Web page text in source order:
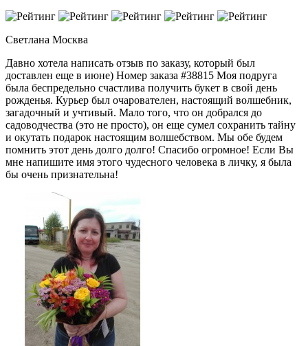
Светлана Москва
Давно хотела написать отзыв по заказу, который был
доставлен еще в июне) Номер заказа #38815 Моя подруга
была беспредельно счастлива получить букет в свой день
рожденья. Курьер был очарователен, настоящий волшебник,
загадочный и учтивый. Мало того, что он добрался до
садоводчества (это не просто), он еще сумел сохранить тайну
и окутать подарок настоящим волшебством. Мы обе будем
помнить этот день долго долго! Спасибо огромное! Если Вы
мне напишите имя этого чудесного человека в личку, я была
бы очень признательна!